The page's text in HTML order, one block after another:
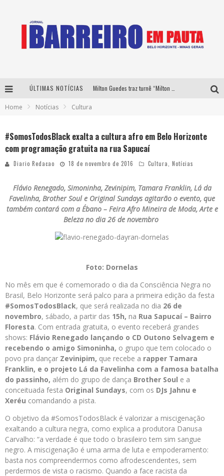
ÚLTIMAS NOTÍCIAS
Home Notícias Cultura
#SomosTodosBlack exalta a cultura afro em Belo Horizonte
com programação gratuita na rua Sapucaí
Diario Redacao 18 de novembro de 2016 Cultura Notícias
Flávio Renegado, Simoninha, Zevinipim, Tamara Franklin, Lá da
Favelinha, Brother Soul e Original Sundays agitarão o evento, que
também contará com a Ébano – Feira Afro Mineira de Moda, Arte e
Beleza no dia 26 de novembro
Foto: Dornelas
No mês em que é comemorado o dia da Consciência Negra no
Brasil, Belo Horizonte será palco para a primeira edição da festa
#SomosTodosBlack, que será realizada no dia 26 de
novembro, sábado, a partir das 15h, na Rua Sapucaí – Bairro
Floresta. Com entrada gratuita, o evento receberá grandes
shows: Flávio Renegado lançando o CD Outono Selvagem e
recebendo o amigo Simoninha, o grupo que tem colocado o
povo pra dançar Zevinipim, que recebe a rapper Tamara
Franklin, e o projeto Lá da Favelinha com a famosa batalha
do passinho, além do grupo de dança Brother Soul e a
conceituada festa Original Sundays, com os DJs Jahnu e
Xeréu comandando a pista.
O objetivo da #SomosTodosBlack é valorizar a miscigenação
exaltando a cultura negra, como explica a produtora Danusa
Carvalho: “a verdade é que todo o brasileiro tem sim sangue
negro. A miscigenação é uma arma de luta e empoderamento:
basta nos compreendermos como afrodescendentes, sem
perdermos de vista o racismo. Quando a face racista da